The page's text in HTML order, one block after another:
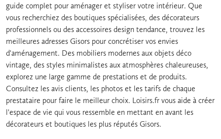
guide complet pour aménager et styliser votre intérieur. Que
vous recherchiez des boutiques spécialisées, des décorateurs
professionnels ou des accessoires design tendance, trouvez les
meilleures adresses Gisors pour concrétiser vos envies
d'aménagement. Des mobiliers modernes aux objets déco
vintage, des styles minimalistes aux atmosphères chaleureuses,
explorez une large gamme de prestations et de produits.
Consultez les avis clients, les photos et les tarifs de chaque
prestataire pour faire le meilleur choix. Loisirs.fr vous aide à créer
l'espace de vie qui vous ressemble en mettant en avant les
décorateurs et boutiques les plus réputés Gisors.